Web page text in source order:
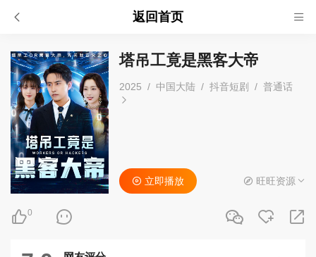
返回首页
塔吊工竟是黑客大帝
2025 / 中国大陆 / 抖音短剧 / 普通话
0
立即播放 旺旺资源